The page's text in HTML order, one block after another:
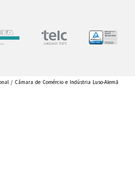
/ Câmara de Comércio e Indústria Luso-Alemã